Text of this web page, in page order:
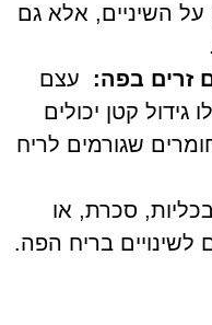
השיניים, אלא גם
זרים בפה: עצם
קטן יכולים
שגורמים לריח
סכרת, או
לשינויים בריח הפה.